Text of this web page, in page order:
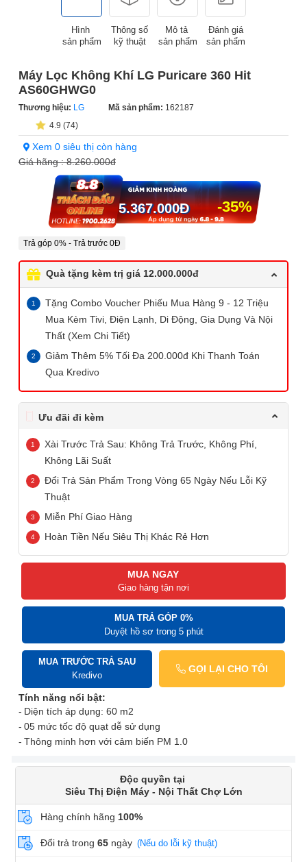
Hình
sản phẩm
Thông số
kỹ thuật
Mô tả
sản phẩm
Đánh giá
sản phẩm
Máy Lọc Không Khí LG Puricare 360 Hit
AS60GHWG0
Thương hiệu: LG Mã sản phẩm: 162187
4.9 (74)
Xem 0 siêu thị còn hàng
Giá hãng :8.260.000đ
-35%
5.367.000Đ
Trả góp 0% - Trả trước 0Đ
Quà tặng kèm trị giá 12.000.000đ
Tặng Combo Voucher Phiếu Mua Hàng 9 - 12 Triệu
Mua Kèm Tivi, Điện Lạnh, Di Động, Gia Dụng Và Nội
Thất (Xem Chi Tiết)
Giảm Thêm 5% Tối Đa 200.000đ Khi Thanh Toán
Qua Kredivo
Ưu đãi đi kèm
Xài Trước Trả Sau: Không Trả Trước, Không Phí,
Không Lãi Suất
Đổi Trả Sản Phẩm Trong Vòng 65 Ngày Nếu Lỗi Kỹ
Thuật
Miễn Phí Giao Hàng
Hoàn Tiền Nếu Siêu Thị Khác Rẻ Hơn
MUA NGAY
Giao hàng tận nơi
MUA TRẢ GÓP 0%
Duyệt hồ sơ trong 5 phút
MUA TRƯỚC TRẢ SAU
Kredivo
GỌI LẠI CHO TÔI
Tính năng nổi bật:
Diện tích áp dụng: 60 m2
05 mức tốc độ quạt dễ sử dụng
Thông minh hơn với cảm biến PM 1.0
Độc quyền tại
Siêu Thị Điện Máy - Nội Thất Chợ Lớn
Hàng chính hãng 100%
Đổi trả trong 65 ngày (Nếu do lỗi kỹ thuật)